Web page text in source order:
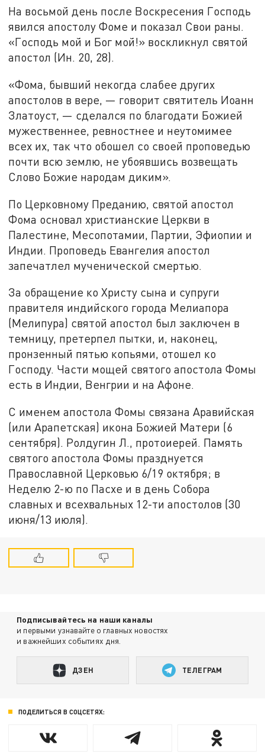
На восьмой день после Воскресения Господь
явился апостолу Фоме и показал Свои раны.
«Господь мой и Бог мой!» воскликнул святой
апостол (Ин. 20, 28).
«Фома, бывший некогда слабее других
апостолов в вере, — говорит святитель Иоанн
Златоуст, — сделался по благодати Божией
мужественнее, ревностнее и неутомимее
всех их, так что обошел со своей проповедью
почти всю землю, не убоявшись возвещать
Слово Божие народам диким».
По Церковному Преданию, святой апостол
Фома основал христианские Церкви в
Палестине, Месопотамии, Партии, Эфиопии и
Индии. Проповедь Евангелия апостол
запечатлел мученической смертью.
За обращение ко Христу сына и супруги
правителя индийского города Мелиапора
(Мелипура) святой апостол был заключен в
темницу, претерпел пытки, и, наконец,
пронзенный пятью копьями, отошел ко
Господу. Части мощей святого апостола Фомы
есть в Индии, Венгрии и на Афоне.
С именем апостола Фомы связана Аравийская
(или Арапетская) икона Божией Матери (6
сентября). Ролдугин Л., протоиерей. Память
святого апостола Фомы празднуется
Православной Церковью 6/19 октября; в
Неделю 2-ю по Пасхе и в день Собора
славных и всехвальных 12-ти апостолов (30
июня/13 июля).
Подписывайтесь на наши каналы
и первыми узнавайте о главных новостях
и важнейших событиях дня.
ДЗЕН ТЕЛЕГРАМ
ПОДЕЛИТЬСЯ В СОЦСЕТЯХ: